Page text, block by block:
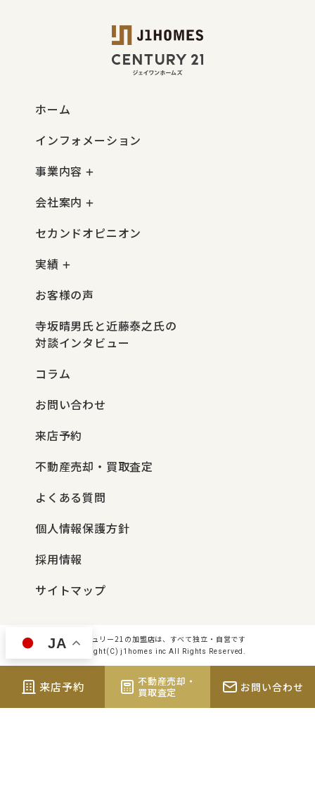
ホーム
インフォメーション
事業内容
会社案内
セカンドオピニオン
実績
お客様の声
寺坂晴男氏と近藤泰之氏の
対談インタビュー
コラム
お問い合わせ
来店予約
不動産売却・買取査定
よくある質問
個人情報保護方針
採用情報
サイトマップ
センチュリー21の加盟店は、すべて独立・自営です
Copyright(C) j1homes inc All Rights Reserved.
来店予約
不動産売却・
買取査定
お問い合わせ
JA